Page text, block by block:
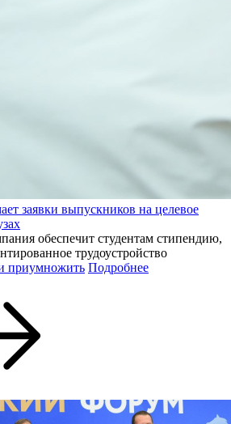
заявки выпускников на целевое
обеспечит студентам стипендию,
трудоустройство
приумножить Подробнее